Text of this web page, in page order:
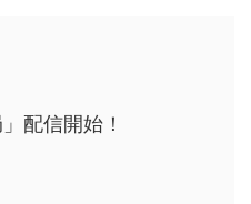
配信開始！